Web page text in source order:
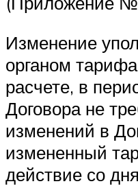
Изменение
органом
расчете, в
Договора не
изменений в
измененный
действие со